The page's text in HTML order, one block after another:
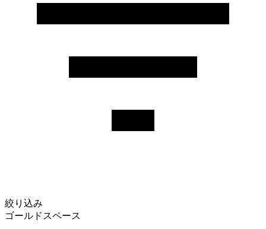
絞り込み
ゴールドスペース